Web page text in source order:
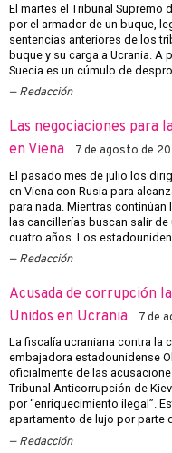
El martes el Tribunal Supremo
por el armador de un buque,
sentencias anteriores de los
buque y su carga a Ucrania.
Suecia es un cúmulo de
Redacción
Las negociaciones para
en Viena
7 de agosto de
El pasado mes de julio los
en Viena con Rusia para
para nada. Mientras continúan
las cancillerías buscan salir
cuatro años. Los
Redacción
Acusada de corrupción
Unidos en Ucrania
7 de
La fiscalía ucraniana contra la
embajadora estadounidense
oficialmente de las
Tribunal Anticorrupción de
por “enriquecimiento ilegal”.
apartamento de lujo por parte
Redacción